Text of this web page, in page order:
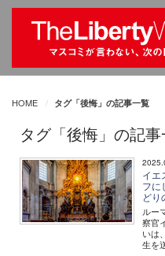
HOME タグ「後悔」の記事一覧
タグ「後悔」の記
イエ
フに
どり
ルー
察官
いは
生を